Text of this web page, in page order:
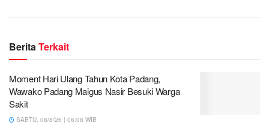
BeritaTerkait
Moment Hari Ulang Tahun Kota Padang,
Wawako Padang Maigus Nasir Besuki Warga
Sakit
SABTU, 08/8/26 | 06:08 WIB